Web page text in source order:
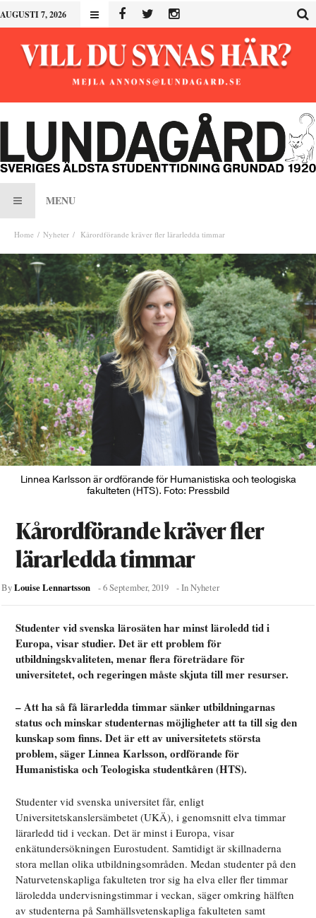
AUGUSTI 7, 2026
MENU
Home Nyheter Kårordförande kräver fler lärarledda timmar
Linnea Karlsson är ordförande för Humanistiska och teologiska
fakulteten (HTS). Foto: Pressbild
Kårordförande kräver fler
lärarledda timmar
ByLouise Lennartsson -6 September, 2019 - InNyheter
Studenter vid svenska lärosäten har minst läroledd tid i
Europa, visar studier. Det är ett problem för
utbildningskvaliteten, menar flera företrädare för
universitetet, och regeringen måste skjuta till mer resurser.
– Att ha så få lärarledda timmar sänker utbildningarnas
status och minskar studenternas möjligheter att ta till sig den
kunskap som finns. Det är ett av universitetets största
problem, säger Linnea Karlsson, ordförande för
Humanistiska och Teologiska studentkåren (HTS).
Studenter vid svenska universitet får, enligt
Universitetskanslersämbetet (UKÄ), i genomsnitt elva timmar
lärarledd tid i veckan. Det är minst i Europa, visar
enkätundersökningen Eurostudent. Samtidigt är skillnaderna
stora mellan olika utbildningsområden. Medan studenter på den
Naturvetenskapliga fakulteten tror sig ha elva eller fler timmar
läroledda undervisningstimmar i veckan, säger omkring hälften
av studenterna på Samhällsvetenskapliga fakulteten samt